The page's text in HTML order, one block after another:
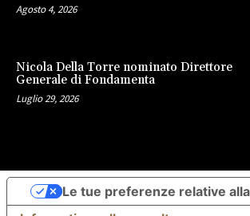
Agosto 4, 2026
Nicola Della Torre nominato Direttore
Generale di Fondamenta
Luglio 29, 2026
Le tue preferenze relative